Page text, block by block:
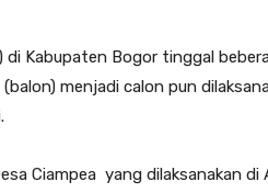
di Kabupaten Bogor tinggal
menjadi calon pun
Ciampea yang dilaksanakan di